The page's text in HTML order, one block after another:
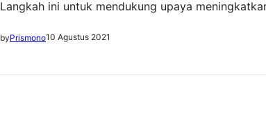
Langkah ini untuk mendukung upaya
dan PLTM telah mencapai 142,8 MW,” ujar…
byPrismono10 Agustus 2021